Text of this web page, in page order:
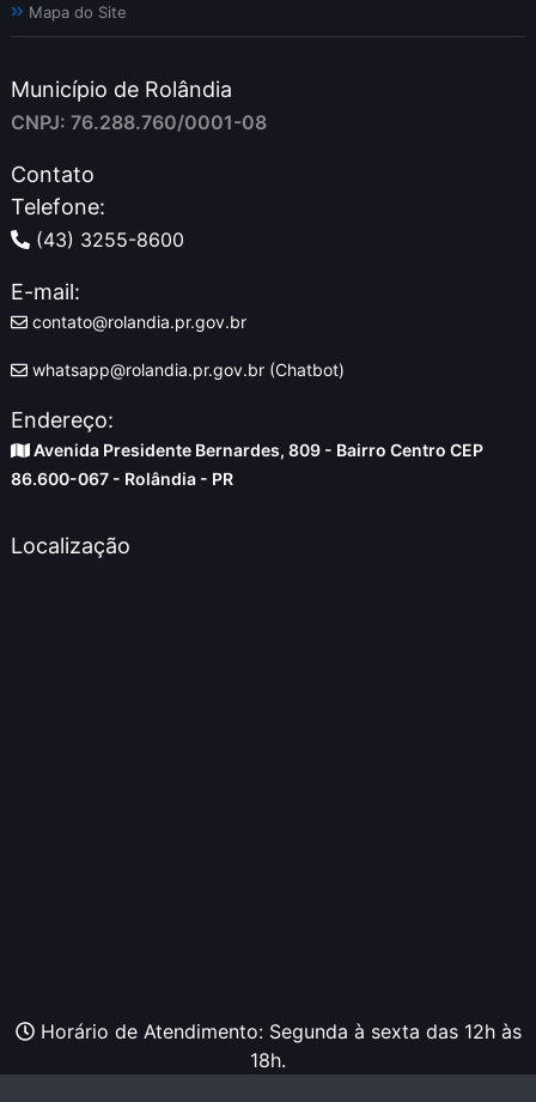
Mapa do Site
Município de Rolândia
CNPJ: 76.288.760/0001-08
Contato
Telefone:
(43) 3255-8600
E-mail:
contato@rolandia.pr.gov.br
whatsapp@rolandia.pr.gov.br (Chatbot)
Endereço:
Avenida Presidente Bernardes, 809 - Bairro Centro CEP
86.600-067 - Rolândia - PR
Localização
Horário de Atendimento: Segunda à sexta das 12h às
18h.